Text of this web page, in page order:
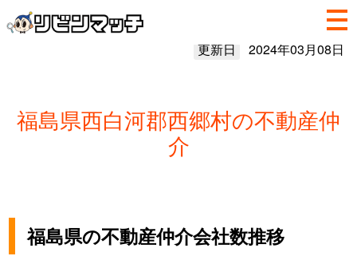
更新日 2024年03月08日
福島県西白河郡西郷村の不動産仲
介
福島県の不動産仲介会社数推移